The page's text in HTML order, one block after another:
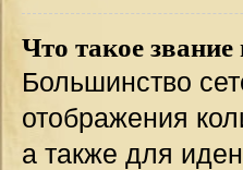
Что такое
Большинство
отображения
а также для